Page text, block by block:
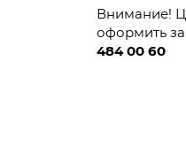
Внимание!
оформить
484 00 60